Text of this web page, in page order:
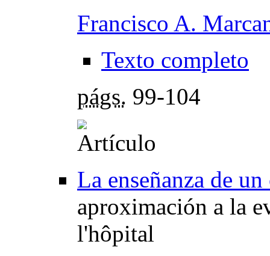
Francisco A.
Texto completo
págs. 99-104
La enseñanza de
aproximación a la
l'hôpital